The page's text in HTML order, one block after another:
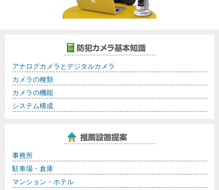
アナログカメラとデジタルカメラ
カメラの種類
カメラの機能
システム構成
事務所
駐車場・倉庫
マンション・ホテル